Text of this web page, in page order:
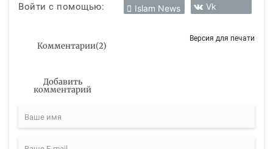
Войти с помощью: Islam News Vk
Комментарии(2)
Версия для печати
Добавить
комментарий